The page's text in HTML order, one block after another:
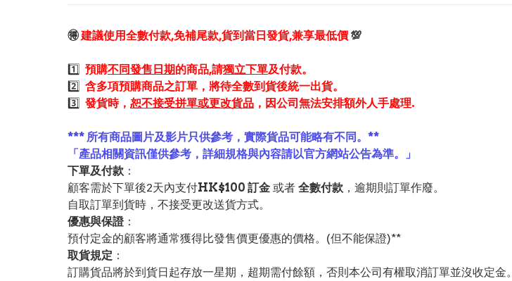
🉐建議使用全數付款,免補尾款,貨到當日發貨,兼享最低價 💯
1️⃣ 預購不同發售日期的商品,請獨立下單及付款。
2️⃣ 含多項預購商品之訂單，將待全數到貨後統一出貨。
3️⃣ 發貨時， 恕不接受拼單或更改貨品 ，因公司無法安排額外人手處理.
*** 所有商品圖片及影片只供參考，實際貨品可能略有不同。**
「產品相關資訊僅供參考，詳細規格與內容請以官方網站公告為準。」
下單及付款 ：
顧客需於下單後2天內支付HK$100 訂金 或者 全數付款 ，逾期則訂單作廢。
自取訂單到貨時，不接受更改送貨方式。
優惠與保證：
預付定金的顧客將通常獲得比發售價更優惠的價格。(但不能保證)**
取貨規定 ：
訂購貨品將於到貨日起存放一星期，超期需付餘額，否則本公司有權取消訂單並沒收定金。